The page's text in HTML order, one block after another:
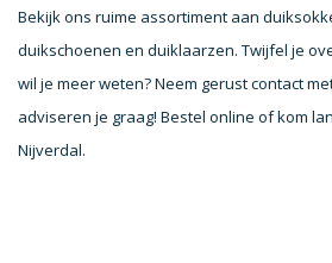
Bekijk ons ruime assortiment aan
duikschoenen en duiklaarzen. Twijfel je
wil je meer weten? Neem gerust contact
adviseren je graag! Bestel online of kom
Nijverdal.